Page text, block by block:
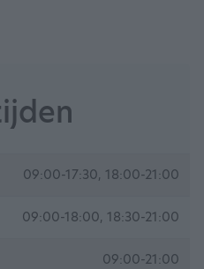
09:00-17:30, 18:00-21:00
09:00-18:00, 18:30-21:00
09:00-21:00